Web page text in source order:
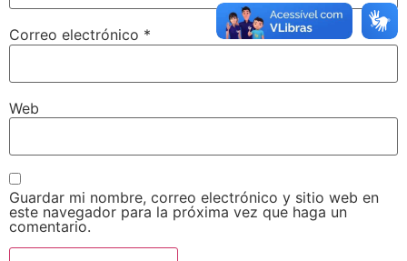
Correo electrónico *
Web
Guardar mi nombre, correo electrónico y sitio web en
este navegador para la próxima vez que haga un
comentario.